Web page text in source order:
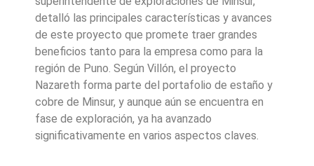
detalló las principales características y avances
de este proyecto que promete traer grandes
beneficios tanto para la empresa como para la
región de Puno. Según Villón, el proyecto
Nazareth forma parte del portafolio de estaño y
cobre de Minsur, y aunque aún se encuentra en
fase de exploración, ya ha avanzado
significativamente en varios aspectos claves.